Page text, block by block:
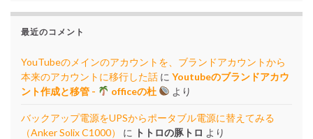
最近のコメント
YouTubeのメインのアカウントを、ブランドアカウントから
本来のアカウントに移行した話 に Youtubeのブランドアカウ
ント作成と移管 -
officeの杜 より
バックアップ電源をUPSからポータブル電源に替えてみる
（Anker Solix C1000）
に トトロの豚トロ より